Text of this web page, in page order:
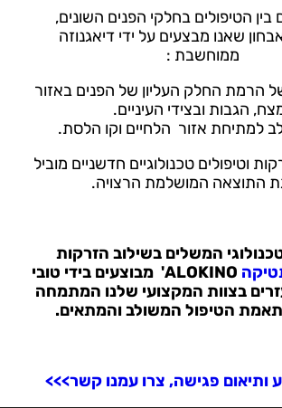
בין הטיפולים בחלקי הפנים השונים,
שאנו מבצעים על ידי דיאגנוזה
ממוחשבת :
הרמת החלק העליון של הפנים באזור
הגבות ובצידי העיניים.
למתיחת אזור הלחיים וקו הלסת.
וטיפולים טכנולוגיים חדשניים מוביל
התוצאה המושלמת הרצויה.
המשלים בשילוב הזרקות
ALOKINO' מבוצעים בידי טובי
בצוות המקצועי שלנו המתמחה
הטיפול המשולב והמתאים.
ותיאום פגישה, צרו עמנו קשר>>>